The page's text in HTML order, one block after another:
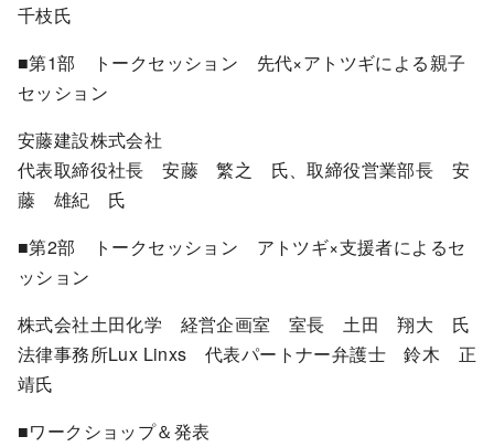
千枝氏
■第1部 トークセッション 先代×アトツギによる親子
セッション
安藤建設株式会社
代表取締役社長 安藤 繁之 氏、取締役営業部長 安
藤 雄紀 氏
■第2部 トークセッション アトツギ×支援者によるセ
ッション
株式会社土田化学 経営企画室 室長 土田 翔大 氏
法律事務所Lux Linxs 代表パートナー弁護士 鈴木 正
靖氏
■ワークショップ＆発表